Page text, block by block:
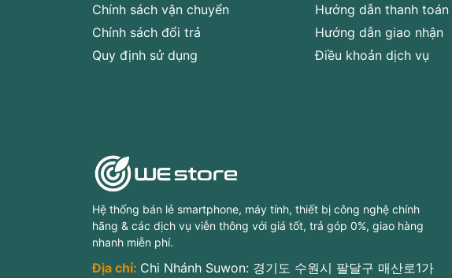
Chính sách vận chuyển
Chính sách đổi trả
Quy định sử dụng
Hướng dẫn thanh toán
Hướng dẫn giao nhận
Điều khoản dịch vụ
Hệ thống bán lẻ smartphone, máy tính, thiết bị công nghệ chính
hãng & các dịch vụ viễn thông với giá tốt, trả góp 0%, giao hàng
nhanh miễn phí.
Địa chỉ: Chi Nhánh Suwon: 경기도 수원시 팔달구 매산로1가